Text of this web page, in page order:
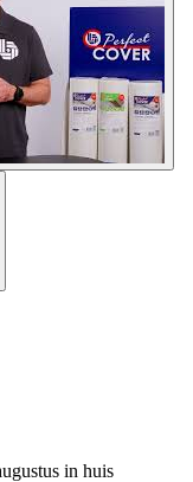
in huis